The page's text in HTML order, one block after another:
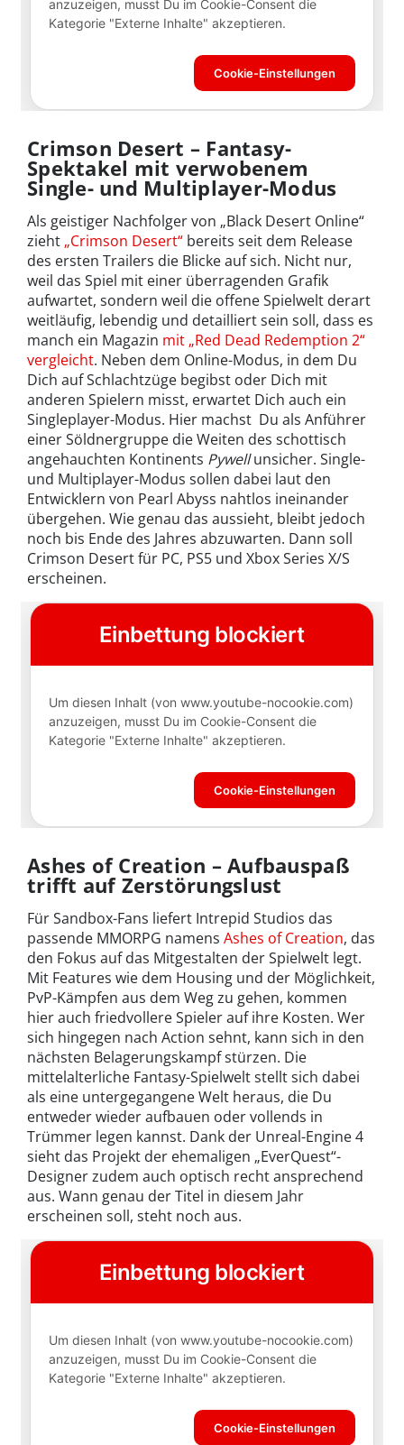
Crimson Desert – Fantasy-
Spektakel mit verwobenem
Single- und Multiplayer-Modus
Als geistiger Nachfolger von „Black Desert Online“
zieht „Crimson Desert“ bereits seit dem Release
des ersten Trailers die Blicke auf sich. Nicht nur,
weil das Spiel mit einer überragenden Grafik
aufwartet, sondern weil die offene Spielwelt derart
weitläufig, lebendig und detailliert sein soll, dass es
manch ein Magazin mit „Red Dead Redemption 2“
vergleicht. Neben dem Online-Modus, in dem Du
Dich auf Schlachtzüge begibst oder Dich mit
anderen Spielern misst, erwartet Dich auch ein
Singleplayer-Modus. Hier machst Du als Anführer
einer Söldnergruppe die Weiten des schottisch
angehauchten Kontinents Pywellunsicher. Single-
und Multiplayer-Modus sollen dabei laut den
Entwicklern von Pearl Abyss nahtlos ineinander
übergehen. Wie genau das aussieht, bleibt jedoch
noch bis Ende des Jahres abzuwarten. Dann soll
Crimson Desert für PC, PS5 und Xbox Series X/S
erscheinen.
Ashes of Creation – Aufbauspaß
trifft auf Zerstörungslust
Für Sandbox-Fans liefert Intrepid Studios das
passende MMORPG namens Ashes of Creation, das
den Fokus auf das Mitgestalten der Spielwelt legt.
Mit Features wie dem Housing und der Möglichkeit,
PvP-Kämpfen aus dem Weg zu gehen, kommen
hier auch friedvollere Spieler auf ihre Kosten. Wer
sich hingegen nach Action sehnt, kann sich in den
nächsten Belagerungskampf stürzen. Die
mittelalterliche Fantasy-Spielwelt stellt sich dabei
als eine untergegangene Welt heraus, die Du
entweder wieder aufbauen oder vollends in
Trümmer legen kannst. Dank der Unreal-Engine 4
sieht das Projekt der ehemaligen „EverQuest“-
Designer zudem auch optisch recht ansprechend
aus. Wann genau der Titel in diesem Jahr
erscheinen soll, steht noch aus.